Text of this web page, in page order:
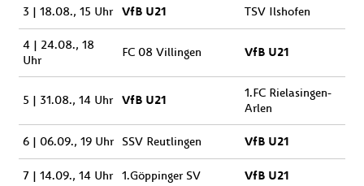
3 | 18.08., 15 Uhr VfB U21 TSV Ilshofen
4 | 24.08., 18
Uhr
FC 08 Villingen VfB U21
5 | 31.08., 14 Uhr VfB U21
1.FC Rielasingen-
Arlen
6 | 06.09., 19 Uhr SSV Reutlingen VfB U21
7 | 14.09., 14 Uhr 1.Göppinger SV VfB U21